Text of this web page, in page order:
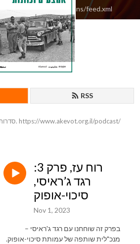
akevotaimsandmeans/feed.xml
RSS
סדרות פודקאסט מבית מכון עקבות. https://www.akevot.org.il/podcast/
רוח עז, פרק 3:
רגד ג’ראיסי,
סיכוי-אופוק
Nov 1, 2023
בפרק זה שוחחנו עם רגד ג'ראיסי –
מנכ"לית שותפה של עמותת סיכוי-אופוק.